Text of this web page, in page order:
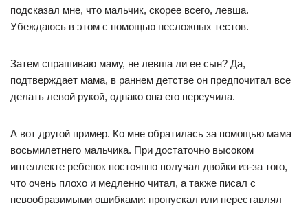
подсказал мне, что мальчик, скорее всего, левша.
Убеждаюсь в этом с помощью несложных тестов.
Затем спрашиваю маму, не левша ли ее сын? Да,
подтверждает мама, в раннем детстве он предпочитал все
делать левой рукой, однако она его переучила.
А вот другой пример. Ко мне обратилась за помощью мама
восьмилетнего мальчика. При достаточно высоком
интеллекте ребенок постоянно получал двойки из-за того,
что очень плохо и медленно читал, а также писал с
невообразимыми ошибками: пропускал или переставлял